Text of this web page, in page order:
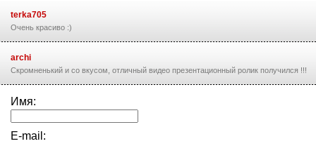
terka705
Очень красиво :)
archi
Скромненький и со вкусом, отличный видео презентационный ролик получился !!!
Имя:
E-mail: